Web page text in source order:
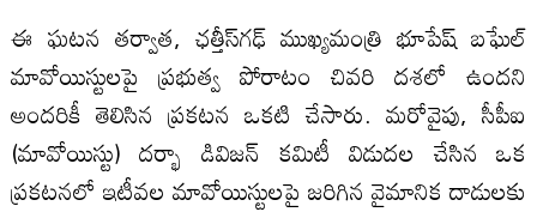
ఈ ఘటన తర్వాత, ఛత్తీస్‌గఢ్ ముఖ్యమంత్రి భూపేష్ బఘేల్
మావోయిస్టులపై ప్రభుత్వ పోరాటం చివరి దశలో ఉందని
అందరికీ తెలిసిన ప్రకటన ఒకటి చేసారు. మరోవైపు, సీపీఐ
(మావోయిస్టు) దర్భా డివిజన్ కమిటీ విడుదల చేసిన ఒక
ప్రకటనలో ఇటీవల మావోయిస్టులపై జరిగిన వైమానిక దాడులకు